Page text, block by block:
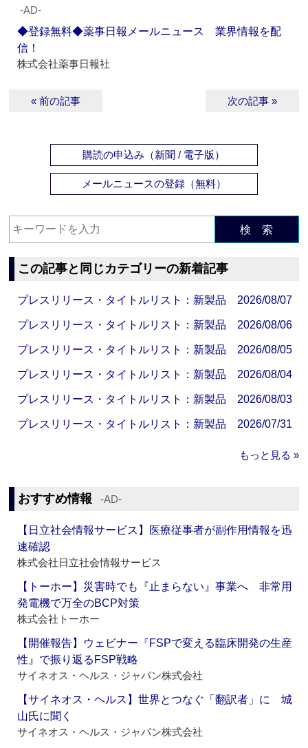
‐AD‐
◆登録無料◆薬事日報メールニュース 業界情報を配
信！
株式会社薬事日報社
« 前の記事 次の記事 »
購読の申込み（新聞 / 電子版）
メールニュースの登録（無料）
検 索
この記事と同じカテゴリーの新着記事
プレスリリース・タイトルリスト：新製品 2026/08/07
プレスリリース・タイトルリスト：新製品 2026/08/06
プレスリリース・タイトルリスト：新製品 2026/08/05
プレスリリース・タイトルリスト：新製品 2026/08/04
プレスリリース・タイトルリスト：新製品 2026/08/03
プレスリリース・タイトルリスト：新製品 2026/07/31
もっと見る »
おすすめ情報 ‐AD‐
【日立社会情報サービス】医療従事者が副作用情報を迅
速確認
株式会社日立社会情報サービス
【トーホー】災害時でも『止まらない』事業へ 非常用
発電機で万全のBCP対策
株式会社トーホー
【開催報告】ウェビナー『FSPで変える臨床開発の生産
性』で振り返るFSP戦略
サイネオス・ヘルス・ジャパン株式会社
【サイネオス・ヘルス】世界とつなぐ「翻訳者」に 城
山氏に聞く
サイネオス・ヘルス・ジャパン株式会社